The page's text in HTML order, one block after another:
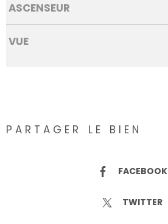
ASCENSEUR
VUE
PARTAGER LE BIEN
FACEBOOK
TWITTER